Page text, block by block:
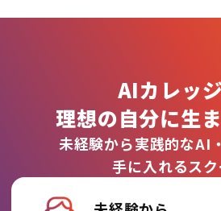
AIカレッ
理想の自分に生
未経験から実践的なAI
手に入れるス